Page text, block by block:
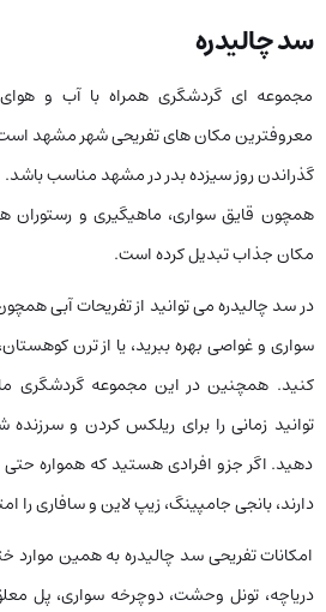
سد چالیدره
مجموعه ای گردشگری همراه با آب و
معروفترین مکان های تفریحی شهر مشهد
گذراندن روز سیزده بدر در مشهد مناسب باشد.
همچون قایق سواری، ماهیگیری و رستوران
مکان جذاب تبدیل کرده است.
در سد چالیدره می توانید از تفریحات آبی
سواری و غواصی بهره ببرید، یا از ترن
کنید. همچنین در این مجموعه گردشگری
توانید زمانی را برای ریلکس کردن و
دهید. اگر جزو افرادی هستید که همواره
دارند، بانجی جامپینگ، زیپ لاین و سافاری را
امکانات تفریحی سد چالیدره به همین موارد
دریاچه، تونل وحشت، دوچرخه سواری، پل